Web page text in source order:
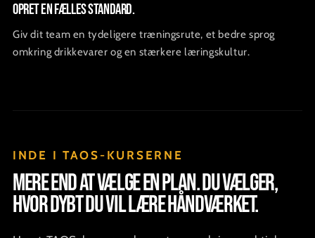
Opret en fælles standard.
Giv dit team en tydeligere træningsrute, et bedre sprog
omkring drikkevarer og en stærkere læringskultur.
INDE I TAOS-KURSERNE
Mere end at vælge en plan. Du vælger,
hvor dybt du vil lære håndværket.